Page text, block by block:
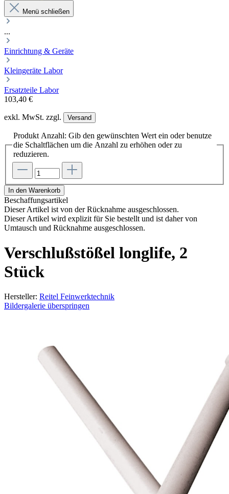
Menü schließen
...
Einrichtung & Geräte
Kleingeräte Labor
Ersatzteile Labor
103,40 €
exkl. MwSt. zzgl. Versand
Produkt Anzahl: Gib den gewünschten Wert ein oder benutze
die Schaltflächen um die Anzahl zu erhöhen oder zu
reduzieren.
In den Warenkorb
Beschaffungsartikel
Dieser Artikel ist von der Rücknahme ausgeschlossen.
Dieser Artikel wird explizit für Sie bestellt und ist daher von
Umtausch und Rücknahme ausgeschlossen.
Verschlußstößel longlife, 2
Stück
Hersteller: Reitel Feinwerktechnik
Bildergalerie überspringen